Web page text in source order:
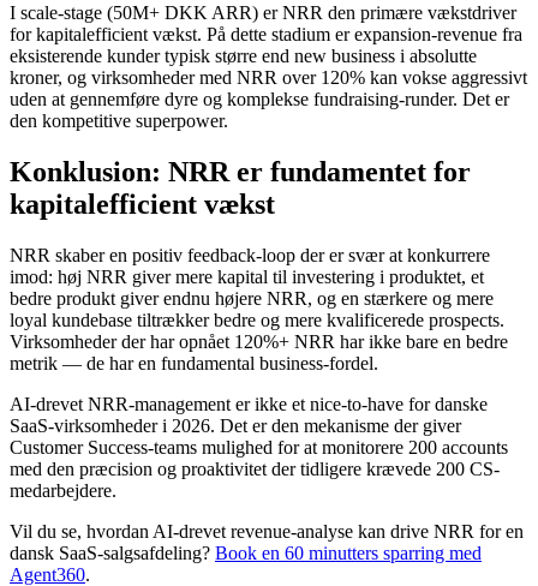
I scale-stage (50M+ DKK ARR) er NRR den primære vækstdriver
for kapitalefficient vækst. På dette stadium er expansion-revenue fra
eksisterende kunder typisk større end new business i absolutte
kroner, og virksomheder med NRR over 120% kan vokse aggressivt
uden at gennemføre dyre og komplekse fundraising-runder. Det er
den kompetitive superpower.
Konklusion: NRR er fundamentet for
kapitalefficient vækst
NRR skaber en positiv feedback-loop der er svær at konkurrere
imod: høj NRR giver mere kapital til investering i produktet, et
bedre produkt giver endnu højere NRR, og en stærkere og mere
loyal kundebase tiltrækker bedre og mere kvalificerede prospects.
Virksomheder der har opnået 120%+ NRR har ikke bare en bedre
metrik — de har en fundamental business-fordel.
AI-drevet NRR-management er ikke et nice-to-have for danske
SaaS-virksomheder i 2026. Det er den mekanisme der giver
Customer Success-teams mulighed for at monitorere 200 accounts
med den præcision og proaktivitet der tidligere krævede 200 CS-
medarbejdere.
Vil du se, hvordan AI-drevet revenue-analyse kan drive NRR for en
dansk SaaS-salgsafdeling? Book en 60 minutters sparring med
Agent360.